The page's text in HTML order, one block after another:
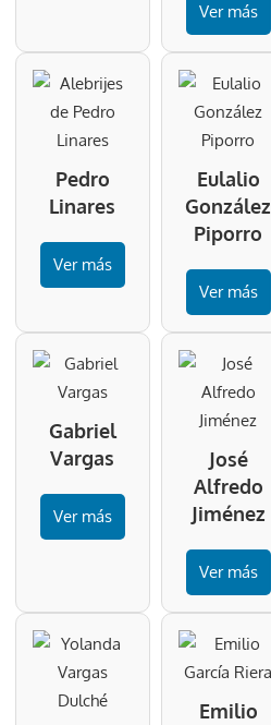
Ver más
Pedro
Linares
Ver más
Eulalio
González
Piporro
Ver más
Gabriel
Vargas
Ver más
José
Alfredo
Jiménez
Ver más
Emilio